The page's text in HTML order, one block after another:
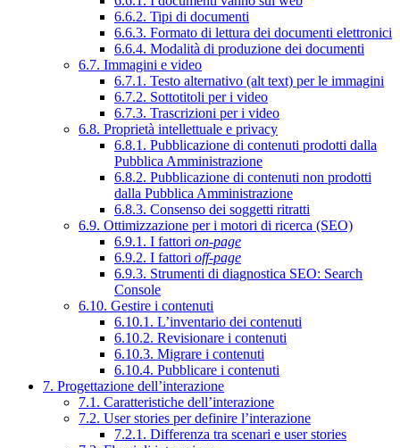
6.6.2. Tipi di documenti
6.6.3. Formato di lettura dei documenti elettronici
6.6.4. Modalità di produzione dei documenti
6.7. Immagini e video
6.7.1. Testo alternativo (alt text) per le immagini
6.7.2. Sottotitoli per i video
6.7.3. Trascrizioni per i video
6.8. Proprietà intellettuale e privacy
6.8.1. Pubblicazione di contenuti prodotti dalla
Pubblica Amministrazione
6.8.2. Pubblicazione di contenuti non prodotti
dalla Pubblica Amministrazione
6.8.3. Consenso dei soggetti ritratti
6.9. Ottimizzazione per i motori di ricerca (SEO)
6.9.1. I fattori on-page
6.9.2. I fattori off-page
6.9.3. Strumenti di diagnostica SEO: Search
Console
6.10. Gestire i contenuti
6.10.1. L’inventario dei contenuti
6.10.2. Revisionare i contenuti
6.10.3. Migrare i contenuti
6.10.4. Pubblicare i contenuti
7. Progettazione dell’interazione
7.1. Caratteristiche dell’interazione
7.2. User stories per definire l’interazione
7.2.1. Differenza tra scenari e user stories